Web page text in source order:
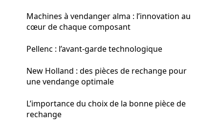
Machines à vendanger alma : l’innovation au
cœur de chaque composant
Pellenc : l’avant-garde technologique
New Holland : des pièces de rechange pour
une vendange optimale
L’importance du choix de la bonne pièce de
rechange